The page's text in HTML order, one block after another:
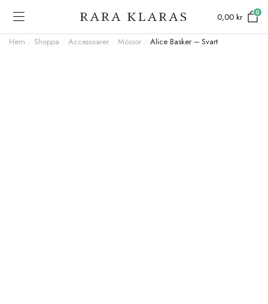
0,00kr 0
Hem Shoppa Accessoarer /Mössor Alice Basker – Svart